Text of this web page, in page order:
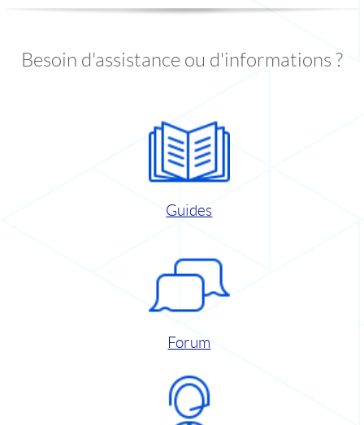
Besoin d'assistance ou d'informations ?
Guides
Forum